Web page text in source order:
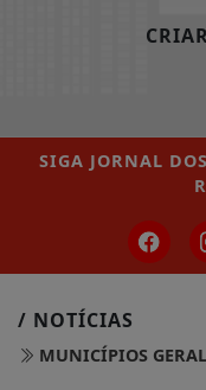
SIGA JORNAL
/ NOTÍCIAS
MUNICÍPIOS GERAL